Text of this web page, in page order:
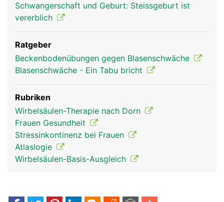
Schwangerschaft und Geburt: Steissgeburt ist
vererblich
Ratgeber
Beckenbodenübungen gegen Blasenschwäche
Blasenschwäche - Ein Tabu bricht
Rubriken
Wirbelsäulen-Therapie nach Dorn
Frauen Gesundheit
Stressinkontinenz bei Frauen
Atlaslogie
Wirbelsäulen-Basis-Ausgleich